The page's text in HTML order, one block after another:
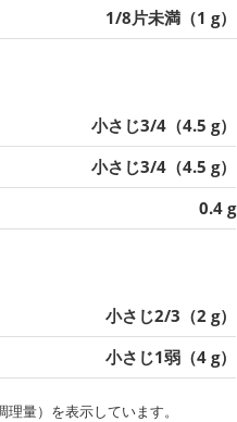
1/8片未満（1 g）
小さじ3/4（4.5 g）
小さじ3/4（4.5 g）
0.4 g
小さじ2/3（2 g）
小さじ1弱（4 g）
量）を表示しています。